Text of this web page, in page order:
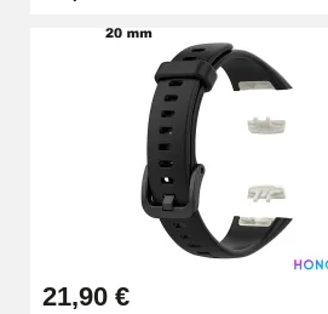
34,92 €
Kit pour
7,90 €
Kit Réparation
21,90 €